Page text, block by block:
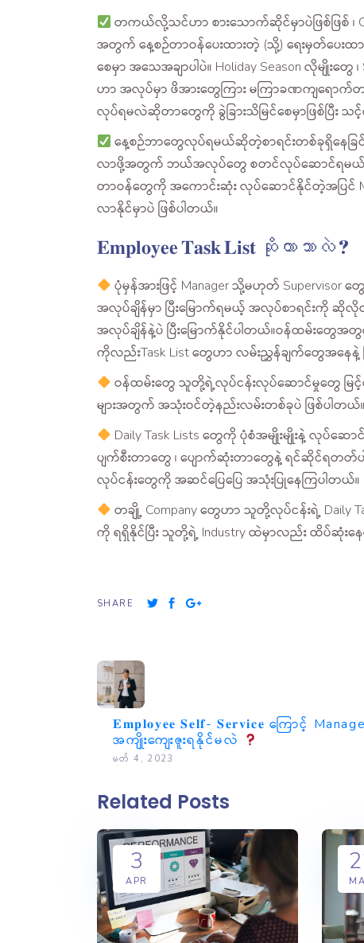
တကယ်လို့သင်ဟာ စားသောက်ဆိုင်မှာပဲဖြစ်ဖြစ် ၊
အတွက် နေ့စဉ်တာဝန်ပေးထားတဲ့ (သို့) ရေးမှတ်ပေးထ
စေမှာ အသေအချာပါပဲ။ Holiday Season လိုမျို
ဟာ အလုပ်မှာ ဖိအားတွေကြား မကြာခဏကျရောက်
လုပ်ရမလဲဆိုတာတွေကို ခွဲခြားသိမြင်စေမှာဖြစ်ပြီး
နေ့စဉ်ဘာတွေလုပ်ရမယ်ဆိုတဲ့စာရင်းတစ်ခုရှိနေခြ
လာဖို့အတွက် ဘယ်အလုပ်တွေ စတင်လုပ်ဆောင်ရမယ်ဆိုတာ
တာဝန်တွေကို အကောင်းဆုံး လုပ်ဆောင်နိုင်တဲ့အပ
လာနိုင်မှာပဲ ဖြစ်ပါတယ်။
𝐄𝐦𝐩𝐥𝐨𝐲𝐞𝐞 𝐓𝐚𝐬𝐤 𝐋𝐢𝐬𝐭 ဆိုတာဘာလဲ ?
ပုံမှန်အားဖြင့် Manager သို့မဟုတ် Supervisor
အလုပ်ချိန်မှာ ပြီးမြောက်ရမယ့် အလုပ်စာရင်းကို ဆိုလို
အလုပ်ချိန်နဲ့ပဲ ပြီးမြောက်နိုင်ပါတယ်။ဝန်ထမ်
ကိုလည်းTask List တွေဟာ လမ်းညွှန်ချက်တွေအနေနဲ့ ပ
ဝန်ထမ်းတွေ သူတို့ရဲ့လုပ်ငန်းလုပ်ဆောင်မှုတွေ မြ
များအတွက် အသုံးဝင်တဲ့နည်းလမ်းတစ်ခုပဲ ဖြစ်ပါတယ်။
Daily Task Lists တွေကို ပုံစံအမျိုးမျိုးနဲ့
ပျက်စီးတာတွေ ၊ ပျောက်ဆုံးတာတွေနဲ့ ရင်ဆိုင်ရတတ်ပ
လုပ်ငန်းတွေကို အဆင်ပြေပြေ အသုံးပြုနေကြပါတယ်။
တချို့ Company တွေဟာ သူတို့လုပ်ငန်းရဲ့ Daily
ကို ရရှိနိုင်ပြီး သူတို့ရဲ့ Industry ထဲမှာလည်း ထိပ်ဆုံးန
SHARE
𝐄𝐦𝐩𝐥𝐨𝐲𝐞𝐞 𝐒𝐞𝐥𝐟- 𝐒𝐞𝐫𝐯𝐢𝐜𝐞 ကြောင့်
အကျိုးကျေးဇူးရနိုင်မလဲ
မတ် 4, 2023
Related Posts
3
APR